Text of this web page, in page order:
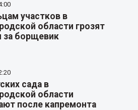
участков в
области грозят
борщевик
сада в
области
после капремонта